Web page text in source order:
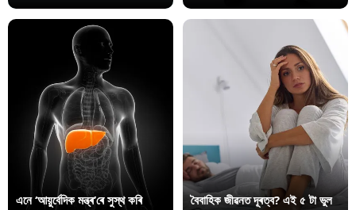
এনে ‘আয়ুৰ্বেদিক মন্ত্ৰ’ৰে সুস্থ কৰি
বৈবাহিক জীৱনত দূৰত্ব? এই ৫ টা ভুল